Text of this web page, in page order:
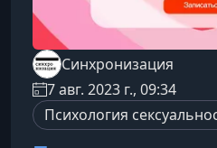
Синхронизация
7 авг. 2023 г., 09:34
Психология